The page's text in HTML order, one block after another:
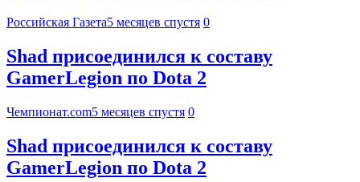
Российская Газета5 месяцев спустя 0
Shad присоединился к составу
GamerLegion по Dota 2
Чемпионат.com5 месяцев спустя 0
Shad присоединился к составу
GamerLegion по Dota 2